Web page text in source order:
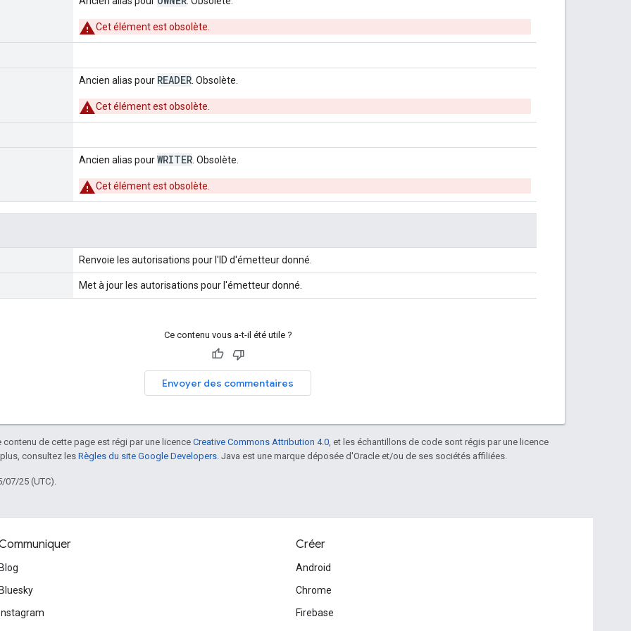
Cet élément est obsolète.
Ancien alias pour READER . Obsolète.
Cet élément est obsolète.
Ancien alias pourWRITER . Obsolète.
Cet élément est obsolète.
Renvoie les autorisations pour l'ID d'émetteur donné.
Met à jour les autorisations pour l'émetteur donné.
Ce contenu vous a-t-il été utile ?
Envoyer des commentaires
contenu de cette page est régi par une licence Creative Commons Attribution 4.0 , et les échantillons de code sont régis par une licence
plus, consultez les Règles du site Google Developers . Java est une marque déposée d'Oracle et/ou de ses sociétés affiliées.
07/25 (UTC).
Blog
Bluesky
Instagram
Créer
Android
Chrome
Firebase